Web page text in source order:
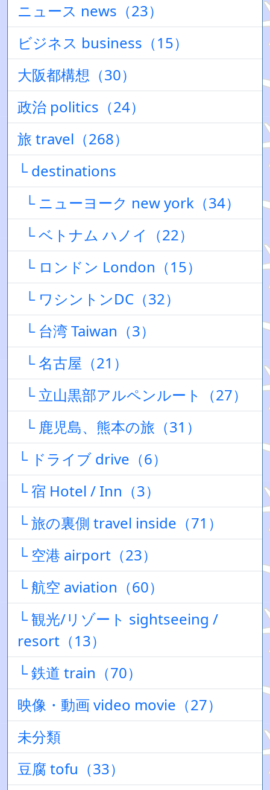
ニュース news（23）
ビジネス business（15）
大阪都構想（30）
政治 politics（24）
旅 travel（268）
└ destinations
└ ニューヨーク new york（34）
└ ベトナム ハノイ（22）
└ ロンドン London（15）
└ ワシントンDC（32）
└ 台湾 Taiwan（3）
└ 名古屋（21）
└ 立山黒部アルペンルート（27）
└ 鹿児島、熊本の旅（31）
└ ドライブ drive（6）
└ 宿 Hotel / Inn（3）
└ 旅の裏側 travel inside（71）
└ 空港 airport（23）
└ 航空 aviation（60）
└ 観光/リゾート sightseeing /
resort（13）
└ 鉄道 train（70）
映像・動画 video movie（27）
未分類
豆腐 tofu（33）